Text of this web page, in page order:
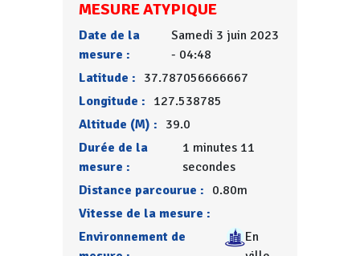
MESURE ATYPIQUE
Date de la
mesure :
Samedi 3 juin 2023
- 04:48
Latitude : 37.787056666667
Longitude : 127.538785
Altitude (M) : 39.0
Durée de la
mesure :
1 minutes 11
secondes
Distance parcourue : 0.80m
Vitesse de la mesure :
Environnement de
En